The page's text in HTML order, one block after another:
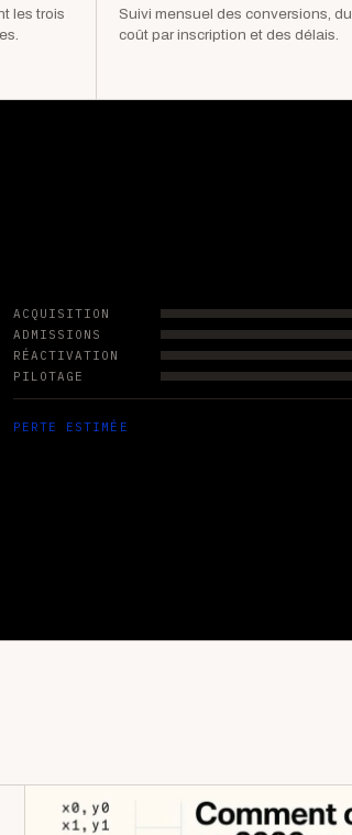
les trois
Suivi mensuel des conversions, du
coût par inscription et des délais.
ACQUISITION
ADMISSIONS
RÉACTIVATION
PILOTAGE
PERTE ESTIMÉE